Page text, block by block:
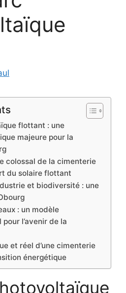
flottant : une
majeure pour la
colossal de la cimenterie
du solaire flottant
et biodiversité : une
: un modèle
l’avenir de la
et réel d’une cimenterie
énergétique